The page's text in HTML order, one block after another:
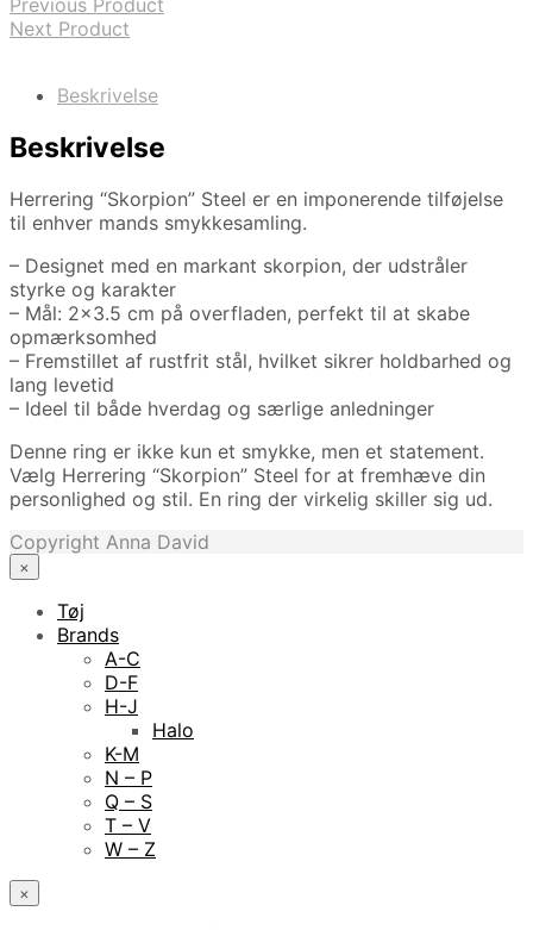
Previous Product
Next Product
Beskrivelse
Beskrivelse
Herrering “Skorpion” Steel er en imponerende tilføjelse
til enhver mands smykkesamling.
– Designet med en markant skorpion, der udstråler
styrke og karakter
– Mål: 2×3.5 cm på overfladen, perfekt til at skabe
opmærksomhed
– Fremstillet af rustfrit stål, hvilket sikrer holdbarhed og
lang levetid
– Ideel til både hverdag og særlige anledninger
Denne ring er ikke kun et smykke, men et statement.
Vælg Herrering “Skorpion” Steel for at fremhæve din
personlighed og stil. En ring der virkelig skiller sig ud.
Copyright Anna David
×
Tøj
Brands
A-C
D-F
H-J
Halo
K-M
N – P
Q – S
T – V
W – Z
×